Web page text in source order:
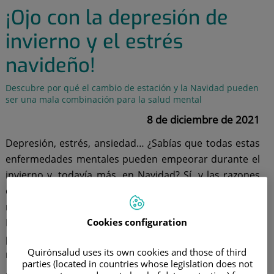
¡Ojo con la depresión de
invierno y el estrés
navideño!
Descubre por qué el cambio de estación y la Navidad pueden
ser una mala combinación para la salud mental
8 de diciembre de 2021
Depresión, estrés, ansiedad… ¿Sabías que todas estas
enfermedades mentales pueden empeorar durante el
invierno y, todavía más, en Navidad? Sí, y las razones
de ello van desde la disminución de horas de luz
natural hasta el ajetreo que conllevan las fiestas.
Igualmente, no hay que olvidar que a algunas
personas no les gusta celebrar la Navidad por diversos
motivos y esto puede afectarles negativamente.
Cookies configuration
Quirónsalud uses its own cookies and those of third
parties (located in countries whose legislation does not